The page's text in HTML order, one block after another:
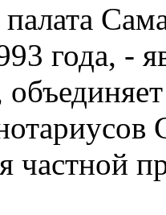
года, -
частной